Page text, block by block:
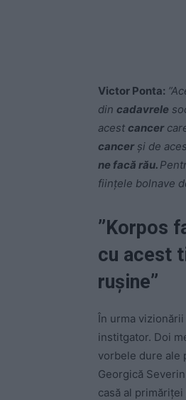
Victor Ponta:
din cadavrele
acest cancer
cancer şi de
ne facă rău.
fiinţele bolnave
”Korpos
cu acest
ruşine”
În urma
institgator. Doi
vorbele dure ale
Georgică
casă al primăriței